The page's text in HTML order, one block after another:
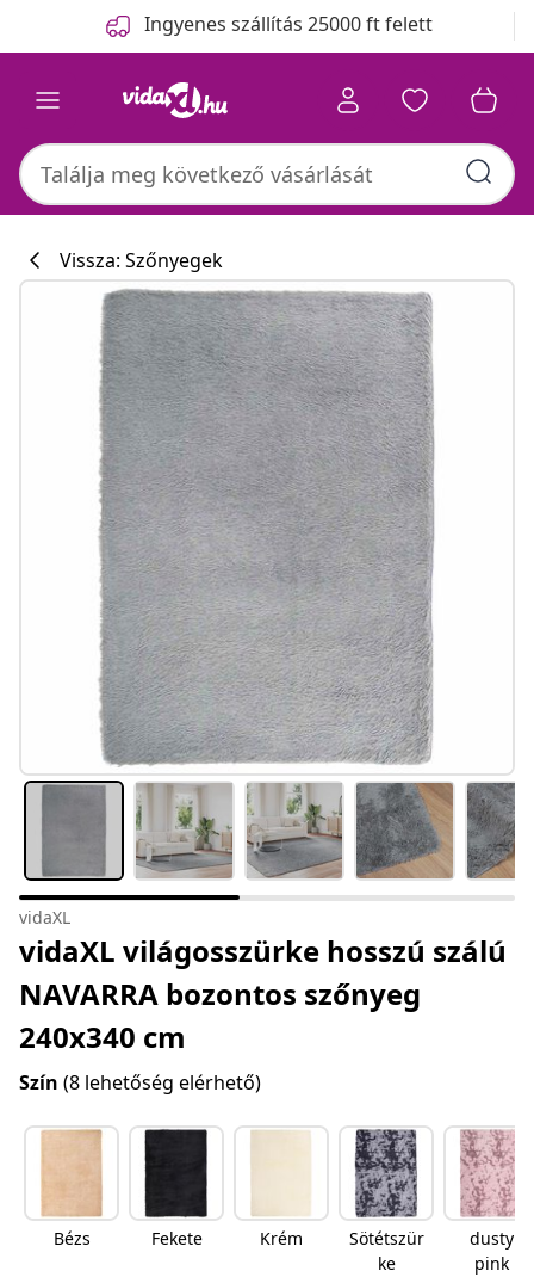
Ingyenes szállítás 25000 ft felett
Vissza: Szőnyegek
vidaXL
vidaXL világosszürke hosszú szálú
NAVARRA bozontos szőnyeg
240x340 cm
Szín (8 lehetőség elérhető)
Bézs Fekete Krém
Sötétszür
ke
dusty
pink